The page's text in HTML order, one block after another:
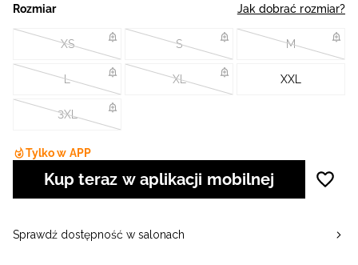
Rozmiar Jak dobrać rozmiar?
XS S M
L XL XXL
3XL
Tylko w APP
Kup teraz w aplikacji mobilnej
Sprawdź dostępność w salonach